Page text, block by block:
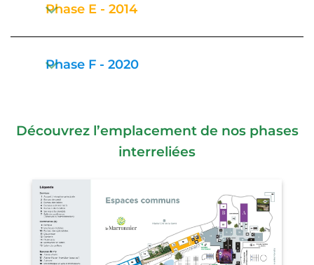
Phase E - 2014
Phase F - 2020
Découvrez l’emplacement de nos phases
interreliées